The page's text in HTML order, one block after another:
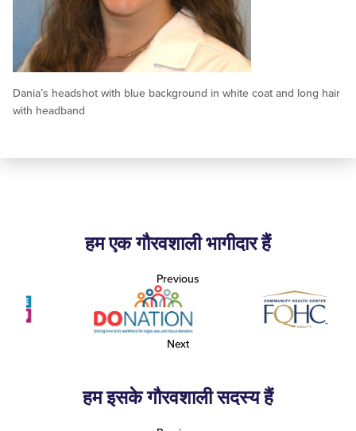
Dania’s headshot with blue background in white coat and long hair
with headband
हम एक गौरवशाली भागीदार हैं
Previous
Next
हम इसके गौरवशाली सदस्य हैं